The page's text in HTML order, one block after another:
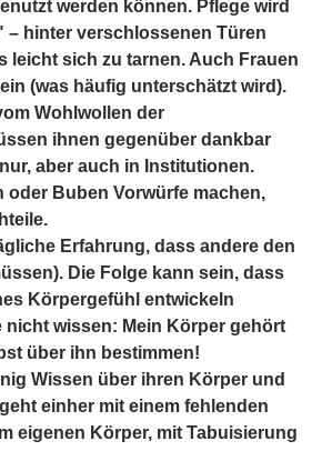
werden können. Pflege wird
– hinter verschlossenen Türen
leicht sich zu tarnen. Auch Frauen
(was häufig unterschätzt wird).
Wohlwollen der
ihnen gegenüber dankbar
aber auch in Institutionen.
oder Buben Vorwürfe machen,
Erfahrung, dass andere den
Die Folge kann sein, dass
Körpergefühl entwickeln
wissen: Mein Körper gehört
über ihn bestimmen!
Wissen über ihren Körper und
einher mit einem fehlenden
eigenen Körper, mit Tabuisierung